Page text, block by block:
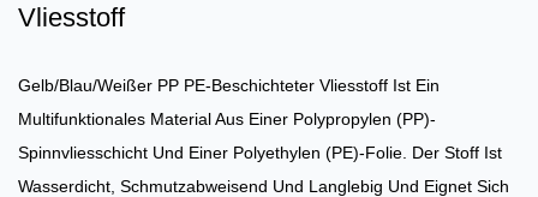
Vliesstoff
Gelb/blau/weißer PP PE-Beschichteter Vliesstoff Ist Ein
Multifunktionales Material Aus Einer Polypropylen (PP)-
Spinnvliesschicht Und Einer Polyethylen (PE)-Folie. Der Stoff Ist
Wasserdicht, Schmutzabweisend Und Langlebig Und Eignet Sich